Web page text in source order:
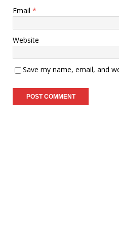
Email *
Website
Save my name, email, and